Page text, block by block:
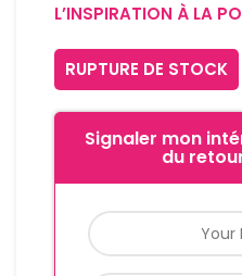
L’INSPIRATION À LA
RUPTURE DE STOCK
Signaler mon
du